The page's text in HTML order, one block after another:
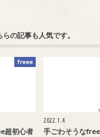
らの記事も人気です。
freee
超初心者
2022.1.4
手ごわそうな